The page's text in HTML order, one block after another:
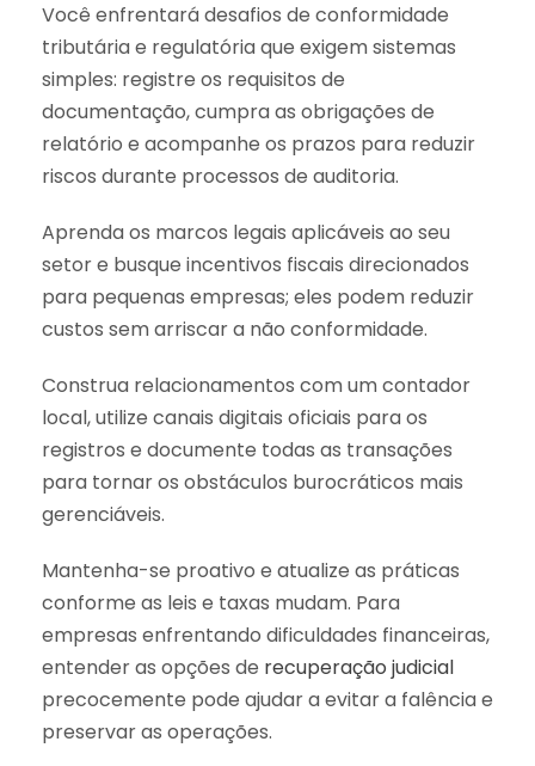
Você enfrentará desafios de conformidade
tributária e regulatória que exigem sistemas
simples: registre os requisitos de
documentação, cumpra as obrigações de
relatório e acompanhe os prazos para reduzir
riscos durante processos de auditoria.
Aprenda os marcos legais aplicáveis ao seu
setor e busque incentivos fiscais direcionados
para pequenas empresas; eles podem reduzir
custos sem arriscar a não conformidade.
Construa relacionamentos com um contador
local, utilize canais digitais oficiais para os
registros e documente todas as transações
para tornar os obstáculos burocráticos mais
gerenciáveis.
Mantenha-se proativo e atualize as práticas
conforme as leis e taxas mudam. Para
empresas enfrentando dificuldades financeiras,
entender as opções de recuperação judicial
precocemente pode ajudar a evitar a falência e
preservar as operações.